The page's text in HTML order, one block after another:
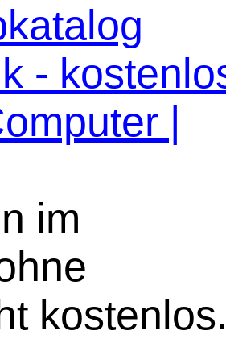
-
|
im
kostenlos.